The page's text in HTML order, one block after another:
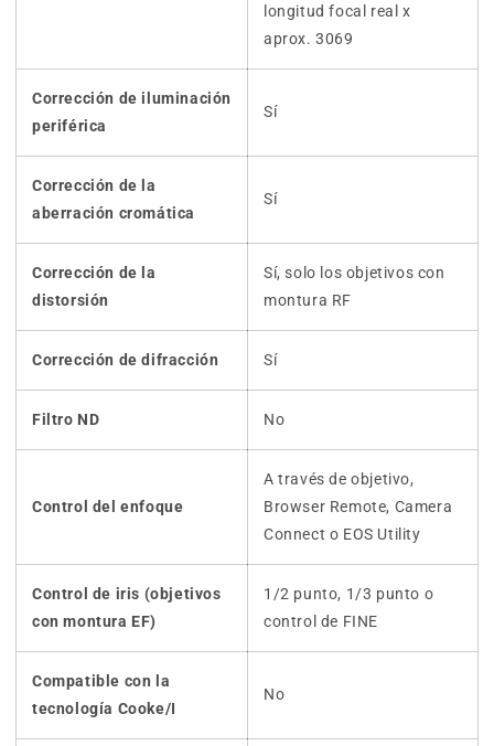
longitud focal real x
aprox. 3069
Corrección de iluminación
periférica
Sí
Corrección de la
aberración cromática
Sí
Corrección de la
distorsión
Sí, solo los objetivos con
montura RF
Corrección de difracción Sí
Filtro ND No
Control del enfoque
A través de objetivo,
Browser Remote, Camera
Connect o EOS Utility
Control de iris (objetivos
con montura EF)
1/2 punto, 1/3 punto o
control de FINE
Compatible con la
tecnología Cooke/I
No